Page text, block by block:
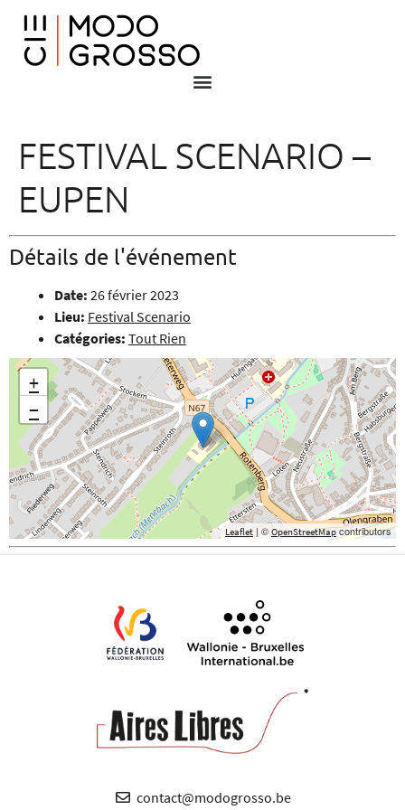
FESTIVAL SCENARIO –
EUPEN
Détails de l'événement
Date: 26 février 2023
Lieu: Festival Scenario
Catégories: Tout Rien
+
−
Leaflet | © OpenStreetMapcontributors
contact@modogrosso.be